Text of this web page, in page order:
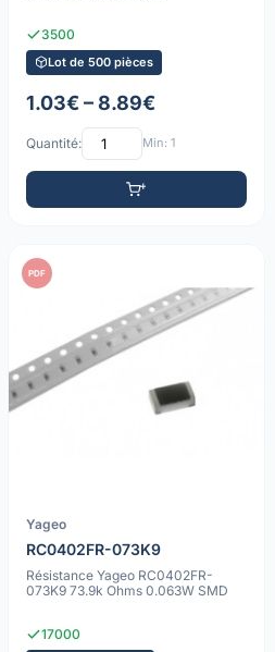
3500
Lot de 500 pièces
1.03€ – 8.89€
Quantité: Min: 1
PDF
Yageo
RC0402FR-073K9
Résistance Yageo RC0402FR-
073K9 73.9k Ohms 0.063W SMD
17000